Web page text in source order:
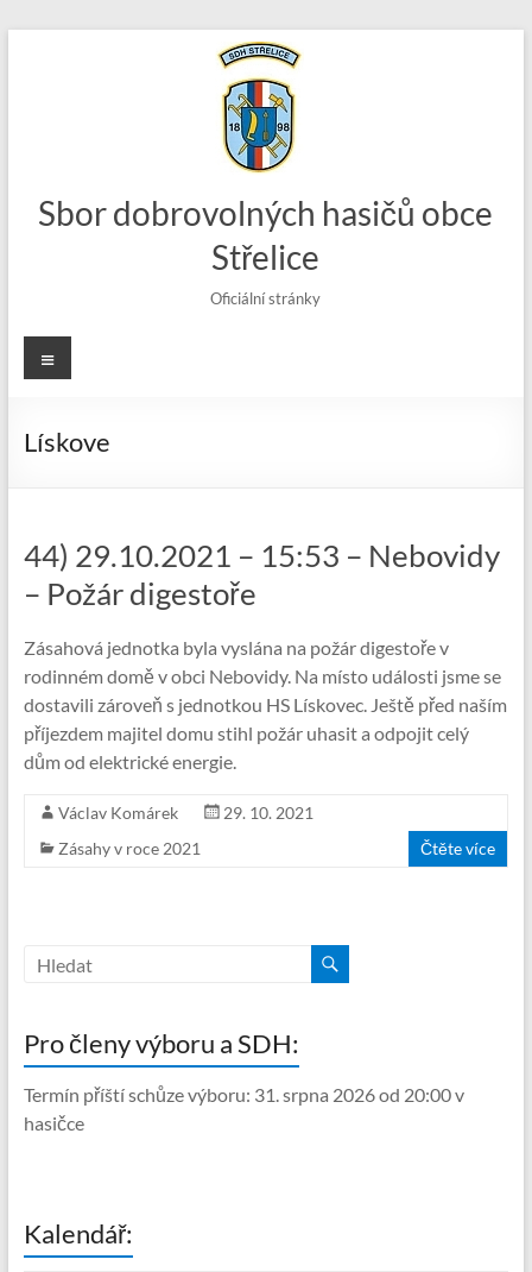
Sbor dobrovolných hasičů obce
Střelice
Oficiální stránky
Menu
Lískove
44) 29.10.2021 – 15:53 – Nebovidy
– Požár digestoře
Zásahová jednotka byla vyslána na požár digestoře v
rodinném domě v obci Nebovidy. Na místo události jsme se
dostavili zároveň s jednotkou HS Lískovec. Ještě před naším
příjezdem majitel domu stihl požár uhasit a odpojit celý
dům od elektrické energie.
Václav Komárek
29. 10. 2021
Zásahy v roce 2021
Čtěte více
Pro členy výboru a SDH:
Termín příští schůze výboru: 31. srpna 2026 od 20:00 v
hasičce
Kalendář: